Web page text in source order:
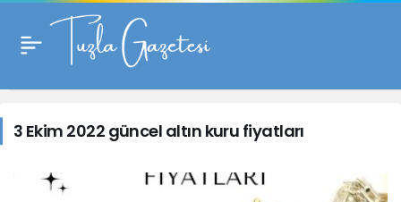
3
Ekim
2022
3 Ekim 2022 güncel altın kuru fiyatları